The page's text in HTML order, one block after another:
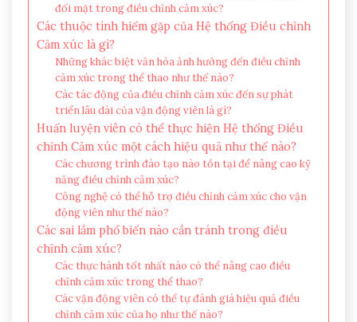
đối mặt trong điều chỉnh cảm xúc?
Các thuộc tính hiếm gặp của Hệ thống Điều chỉnh
Cảm xúc là gì?
Những khác biệt văn hóa ảnh hưởng đến điều chỉnh
cảm xúc trong thể thao như thế nào?
Các tác động của điều chỉnh cảm xúc đến sự phát
triển lâu dài của vận động viên là gì?
Huấn luyện viên có thể thực hiện Hệ thống Điều
chỉnh Cảm xúc một cách hiệu quả như thế nào?
Các chương trình đào tạo nào tồn tại để nâng cao kỹ
năng điều chỉnh cảm xúc?
Công nghệ có thể hỗ trợ điều chỉnh cảm xúc cho vận
động viên như thế nào?
Các sai lầm phổ biến nào cần tránh trong điều
chỉnh cảm xúc?
Các thực hành tốt nhất nào có thể nâng cao điều
chỉnh cảm xúc trong thể thao?
Các vận động viên có thể tự đánh giá hiệu quả điều
chỉnh cảm xúc của họ như thế nào?